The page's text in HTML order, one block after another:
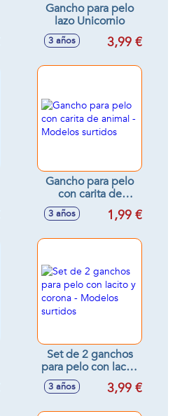
Gancho para pelo
lazo Unicornio
3 años 3,99 €
Gancho para pelo
con carita de
animal - Modelos
surtidos
3 años 1,99 €
Set de 2 ganchos
para pelo con lacito
y corona - Modelos
surtidos
3 años 3,99 €